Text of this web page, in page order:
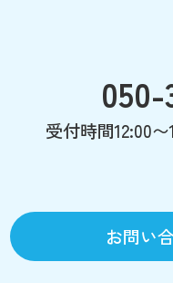
050-
受付時間12:00
お問い